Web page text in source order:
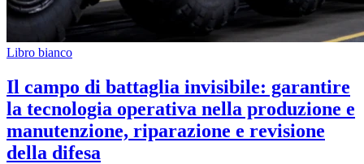
Libro bianco
Il campo di battaglia invisibile: garantire
la tecnologia operativa nella produzione e
manutenzione, riparazione e revisione
della difesa